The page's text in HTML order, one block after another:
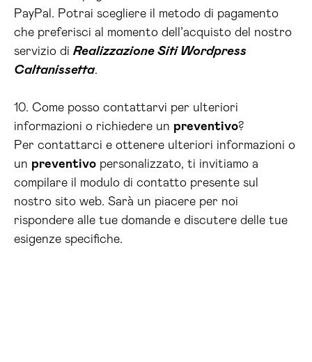
PayPal. Potrai scegliere il metodo di pagamento
che preferisci al momento dell’acquisto del nostro
servizio di Realizzazione Siti Wordpress
Caltanissetta.
10. Come posso contattarvi per ulteriori
informazioni o richiedere un preventivo?
Per contattarci e ottenere ulteriori informazioni o
un preventivo personalizzato, ti invitiamo a
compilare il modulo di contatto presente sul
nostro sito web. Sarà un piacere per noi
rispondere alle tue domande e discutere delle tue
esigenze specifiche.